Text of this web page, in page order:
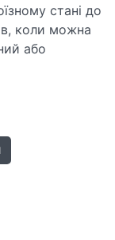
стані до
коли можна
або